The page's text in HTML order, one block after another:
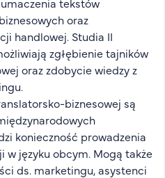
oraz
handlowej. Studia II
zgłębienie tajników
oraz zdobycie wiedzy z
biznesowej są
konieczność prowadzenia
języku obcym. Mogą także
ds. marketingu, asystenci